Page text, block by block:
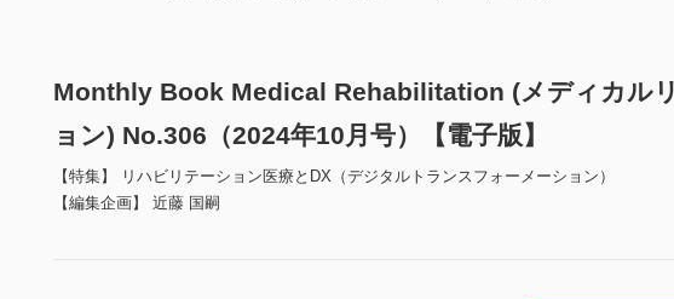
Monthly Book Medical Rehabilitation (メディカル
ョン) No.306（2024年10月号）【電子版】
【特集】 リハビリテーション医療とDX（デジタルトランスフォーメーション）
【編集企画】 近藤 国嗣